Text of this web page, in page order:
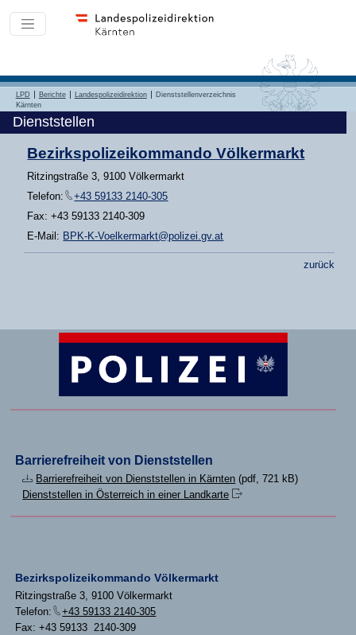
LPD Berichte Landespolizeidirektion
Dienststellenverzeichnis
Kärnten
Dienststellen
Bezirkspolizeikommando Völkermarkt
Ritzingstraße 3, 9100 Völkermarkt
Telefon:
+43 59133 2140-305
Fax: +43 59133 2140-309
E-Mail: BPK-K-Voelkermarkt@polizei.gv.at
zurück
Barrierefreiheit von Dienststellen
Barrierefreiheit von Dienststellen in Kärnten (pdf, 721 kB)
Dienststellen in Österreich in einer Landkarte
Bezirkspolizeikommando Völkermarkt
Ritzingstraße 3, 9100 Völkermarkt
Telefon:
+43 59133 2140-305
Fax: +43 59133 2140-309